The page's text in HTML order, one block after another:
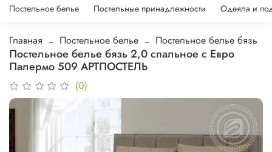
Постельное белье Постельные принадлежности Одеяла и
Главная Постельное белье Постельное белье бязь
Постельное белье бязь 2,0 спальное с Евро
Палермо 509 АРТПОСТЕЛЬ
(0)